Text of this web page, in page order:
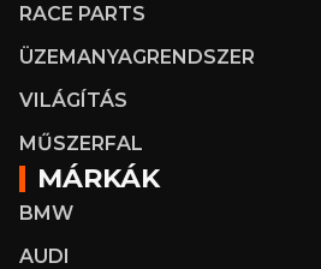
RACE PARTS
ÜZEMANYAGRENDSZER
VILÁGÍTÁS
MŰSZERFAL
MÁRKÁK
BMW
AUDI